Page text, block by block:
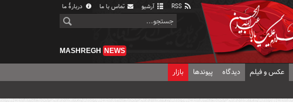
آرشیو تماس با ما دربارهٔ ما
MASHREGH NEWS
عکس و فیلم دیدگاه پیوندها بازار